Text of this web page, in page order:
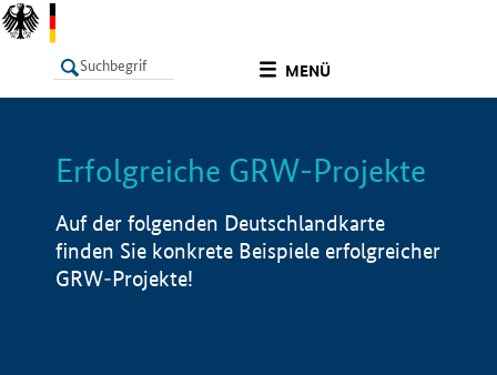
MENÜ
LISTE Info
Erfolgreiche GRW-Projekte
Auf der folgenden Deutschlandkarte
finden Sie konkrete Beispiele erfolgreicher
GRW-Projekte!